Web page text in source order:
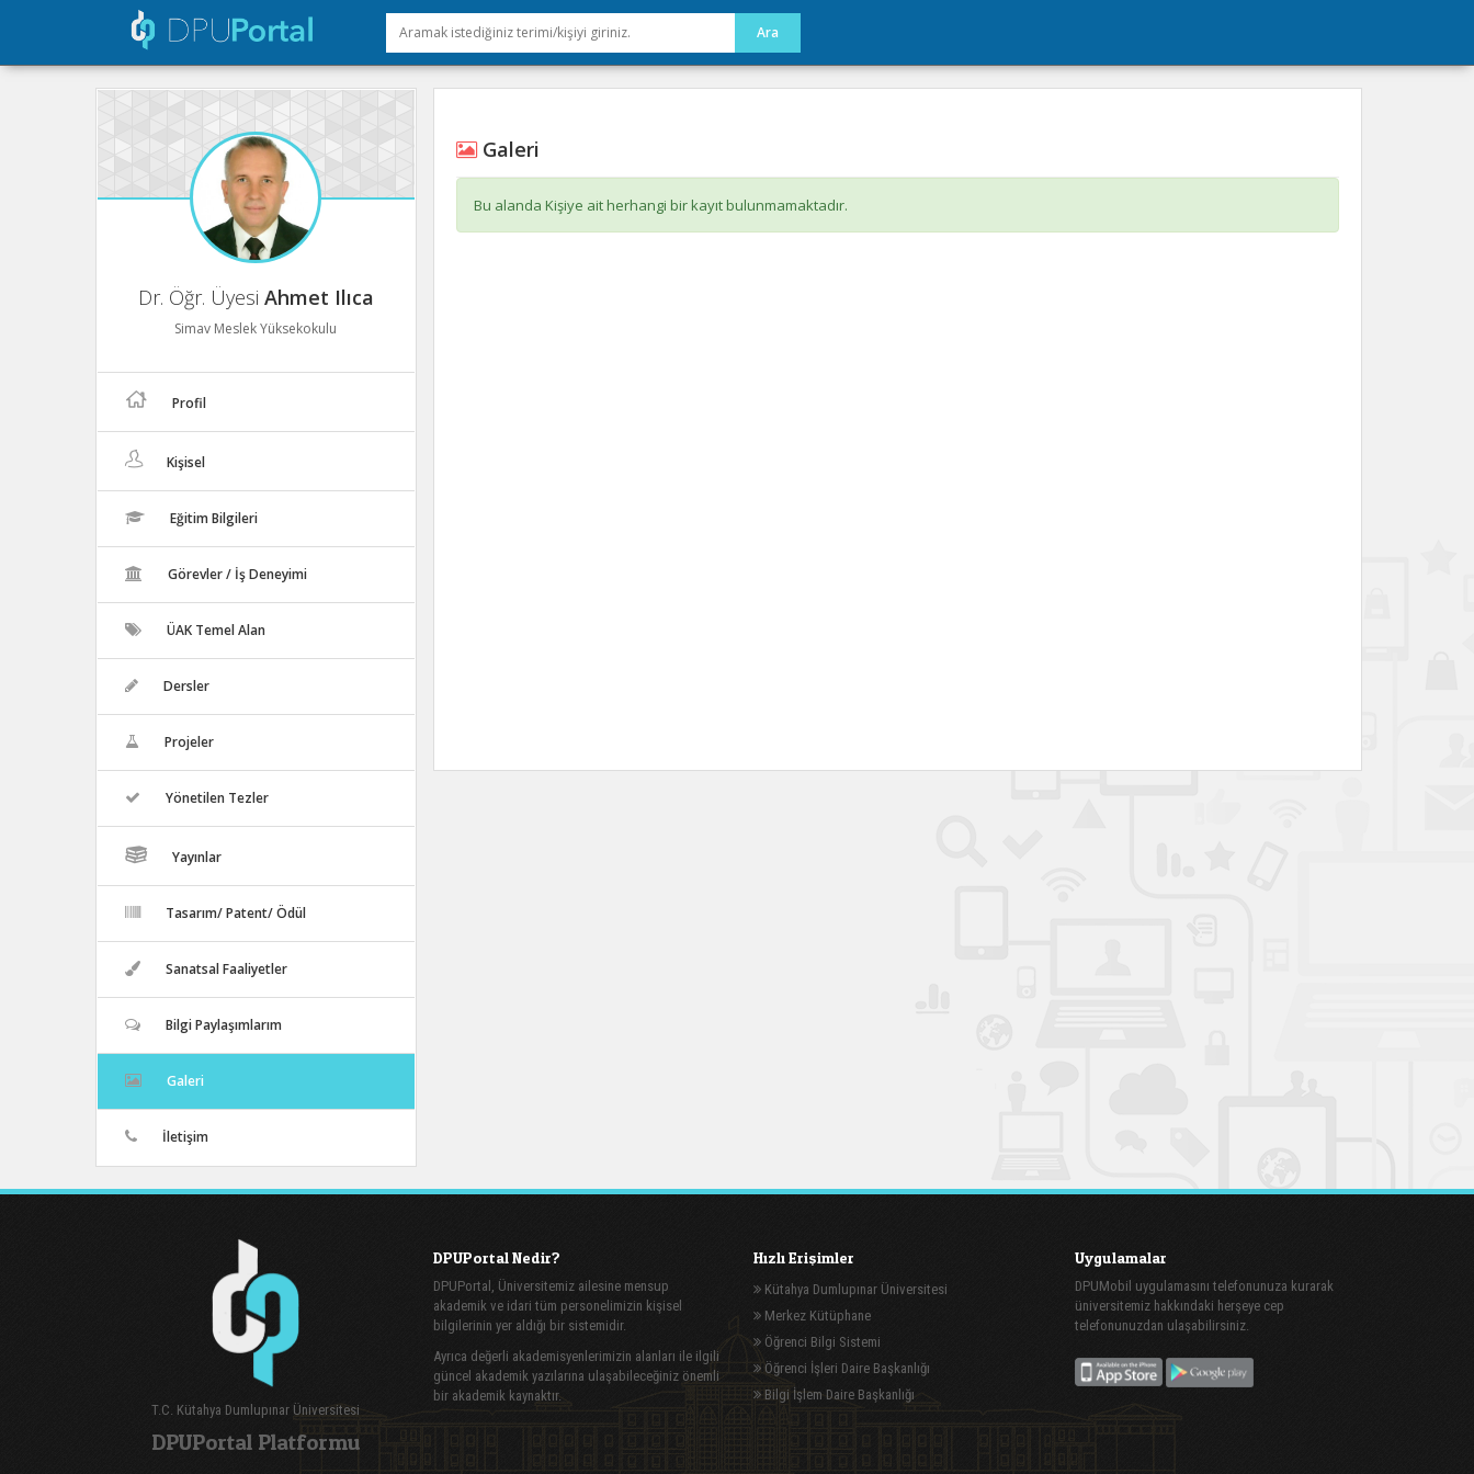
Dr. Öğr. Üyesi Ahmet Ilıca
Simav Meslek Yüksekokulu
Profil
Kişisel
Eğitim Bilgileri
Görevler / İş Deneyimi
ÜAK Temel Alan
Dersler
Projeler
Yönetilen Tezler
Yayınlar
Tasarım/ Patent/ Ödül
Sanatsal Faaliyetler
Bilgi Paylaşımlarım
Galeri
İletişim
Galeri
Bu alanda Kişiye ait herhangi bir kayıt bulunmamaktadır.
T.C. Kütahya Dumlupınar Üniversitesi
DPUPortal Platformu
DPUPortal Nedir?
DPUPortal, Üniversitemiz ailesine mensup
akademik ve idari tüm personelimizin kişisel
bilgilerinin yer aldığı bir sistemidir.
Ayrıca değerli akademisyenlerimizin alanları ile ilgili
güncel akademik yazılarına ulaşabileceğiniz önemli
bir akademik kaynaktır.
Hızlı Erişimler
Kütahya Dumlupınar Üniversitesi
Merkez Kütüphane
Öğrenci Bilgi Sistemi
Öğrenci İşleri Daire Başkanlığı
Bilgi İşlem Daire Başkanlığı
Uygulamalar
DPUMobil uygulamasını telefonunuza kurarak
üniversitemiz hakkındaki herşeye cep
telefonunuzdan ulaşabilirsiniz.